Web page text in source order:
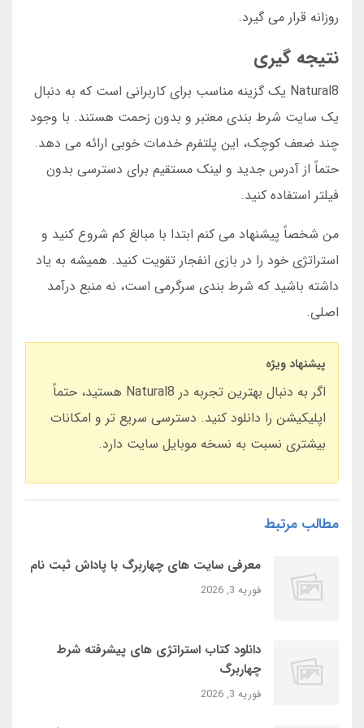
روزانه قرار می گیرد.
نتیجه گیری
Natural8 یک گزینه مناسب برای کاربرانی است که به دنبال
یک سایت شرط بندی معتبر و بدون زحمت هستند. با وجود
چند ضعف کوچک، این پلتفرم خدمات خوبی ارائه می دهد.
حتماً از آدرس جدید و لینک مستقیم برای دسترسی بدون
فیلتر استفاده کنید.
من شخصاً پیشنهاد می کنم ابتدا با مبالغ کم شروع کنید و
استراتژی خود را در بازی انفجار تقویت کنید. همیشه به یاد
داشته باشید که شرط بندی سرگرمی است، نه منبع درآمد
اصلی.
پیشنهاد ویژه
اگر به دنبال بهترین تجربه در Natural8 هستید، حتماً
اپلیکیشن را دانلود کنید. دسترسی سریع تر و امکانات
بیشتری نسبت به نسخه موبایل سایت دارد.
مطالب مرتبط
معرفی سایت‌ های چهاربرگ با پاداش ثبت‌ نام
فوریه 3, 2026
دانلود کتاب استراتژی‌ های پیشرفته شرط
چهاربرگ
فوریه 3, 2026